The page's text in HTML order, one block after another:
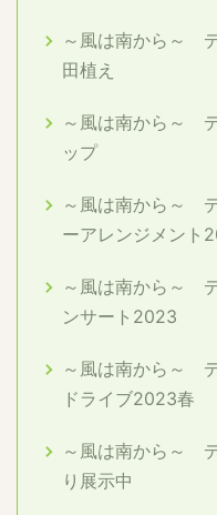
～風は南から～
田植え
～風は南から～
ップ
～風は南から～
ーアレンジメント
～風は南から～
ンサート2023
～風は南から～
ドライブ2023春
～風は南から～
り展示中